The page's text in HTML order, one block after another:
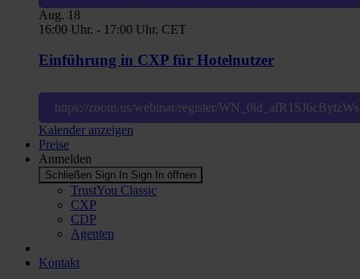
Aug. 18
16:00 Uhr. - 17:00 Uhr. CET
Einführung in CXP für Hotelnutzer
https://zoom.us/webinar/register/
Kalender anzeigen
Preise
Anmelden
Schließen Sign In Sign In öffnen
TrustYou Classic
CXP
CDP
Agenten
Kontakt